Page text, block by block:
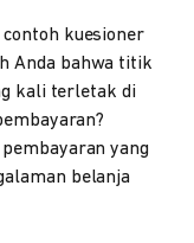
kuesioner
Anda bahwa titik
kali terletak di
yang
belanja